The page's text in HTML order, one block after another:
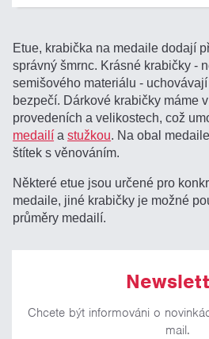
Etue, krabička na medaile dodají
správný šmrnc. Krásné krabičky -
semišového materiálu -
bezpečí. Dárkové krabičky máme
provedeních a velikostech, což
medailíastužkou. Na obal
štítek s věnováním.
Některé etue jsou určené pro
medaile, jiné krabičky je možné
průměry medailí.
Chcete být informováni o
mail.